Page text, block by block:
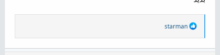
R
a
c
starman